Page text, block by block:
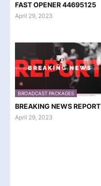
FAST OPENER 44695125
April 29, 2023
BROADCAST PACKAGES
BREAKING NEWS REPORT
April 29, 2023